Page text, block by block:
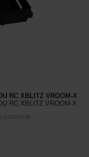
RC XBLITZ VROOM-X
RC XBLITZ VROOM-X
zabawek